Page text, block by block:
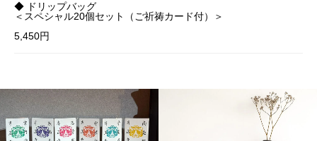
◆ ドリップバッグ
＜スペシャル20個セット（ご祈祷カード付）＞
5,450円